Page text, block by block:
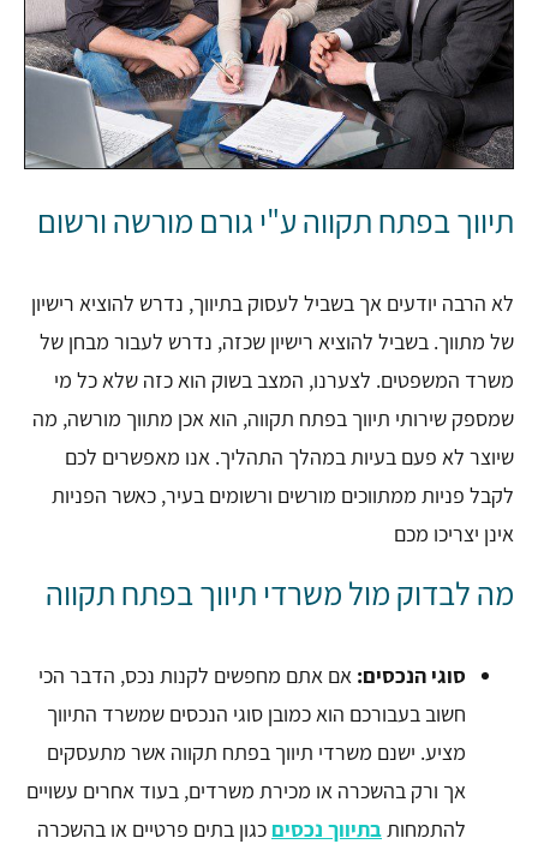
תיווך בפתח תקווה ע"י גורם מורשה ורשום
לא הרבה יודעים אך בשביל לעסוק בתיווך, נדרש להוציא רישיון
של מתווך. בשביל להוציא רישיון שכזה, נדרש לעבור מבחן של
משרד המשפטים. לצערנו, המצב בשוק הוא כזה שלא כל מי
שמספק שירותי תיווך בפתח תקווה, הוא אכן מתווך מורשה, מה
שיוצר לא פעם בעיות במהלך התהליך. אנו מאפשרים לכם
לקבל פניות ממתווכים מורשים ורשומים בעיר, כאשר הפניות
אינן יצריכו מכם
מה לבדוק מול משרדי תיווך בפתח תקווה
סוגי הנכסים: אם אתם מחפשים לקנות נכס, הדבר הכי
חשוב בעבורכם הוא כמובן סוגי הנכסים שמשרד התיווך
מציע. ישנם משרדי תיווך בפתח תקווה אשר מתעסקים
אך ורק בהשכרה או מכירת משרדים, בעוד אחרים עשויים
להתמחותבתיווך נכסים כגון בתים פרטיים או בהשכרה